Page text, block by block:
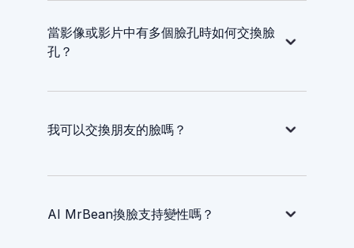
當影像或影片中有多個臉孔時如何交換臉
孔？
我可以交換朋友的臉嗎？
AI MrBean換臉支持變性嗎？